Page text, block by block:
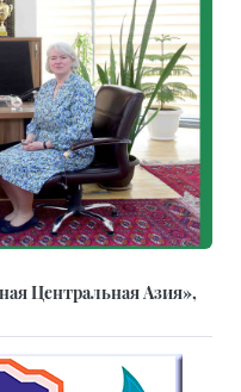
Центральная Азия»,